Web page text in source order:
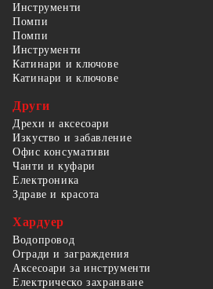
Инструменти
Помпи
Помпи
Инструменти
Катинари и ключове
Катинари и ключове
Други
Дрехи и аксесоари
Изкуство и забавление
Офис консумативи
Чанти и куфари
Електроника
Здраве и красота
Хардуер
Водопровод
Огради и заграждения
Аксесоари за инструменти
Електрическо захранване